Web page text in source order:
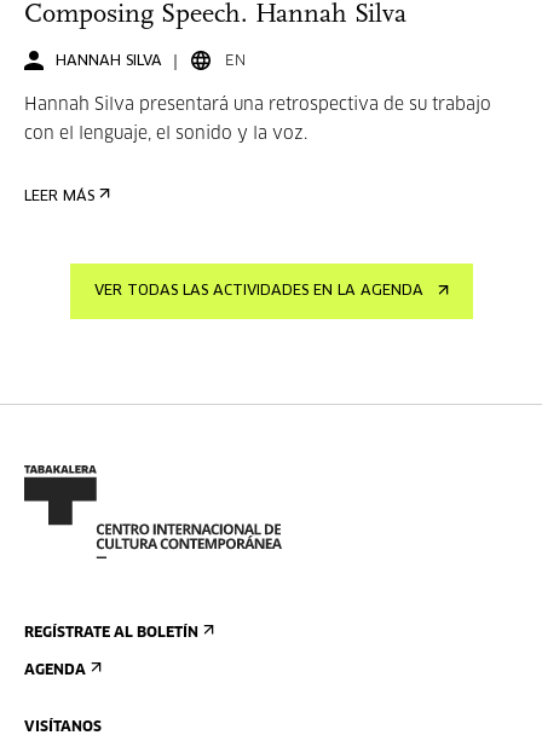
Composing Speech. Hannah Silva
HANNAH SILVA EN
Hannah Silva presentará una retrospectiva de su trabajo
con el lenguaje, el sonido y la voz.
LEER MÁS
VER TODAS LAS ACTIVIDADES EN LA AGENDA
REGÍSTRATE AL BOLETÍN
AGENDA
VISÍTANOS